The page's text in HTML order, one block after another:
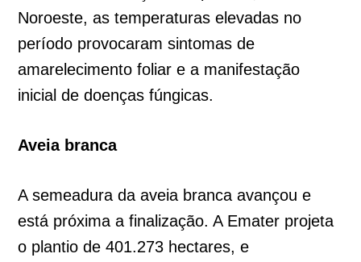
Noroeste, as temperaturas elevadas no
período provocaram sintomas de
amarelecimento foliar e a manifestação
inicial de doenças fúngicas.
Aveia branca
A semeadura da aveia branca avançou e
está próxima a finalização. A Emater projeta
o plantio de 401.273 hectares, e